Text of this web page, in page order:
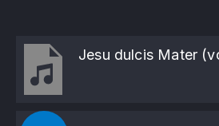
Jesu dulcis Mater
Lecteur